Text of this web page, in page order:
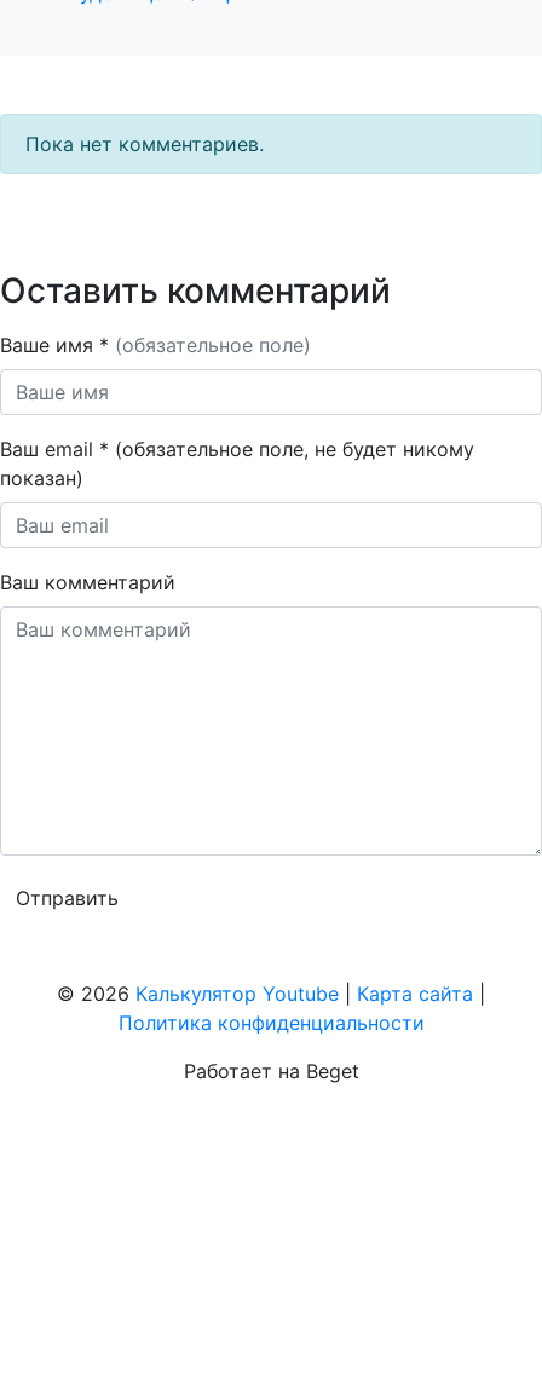
Пока нет комментариев.
Оставить комментарий
Ваше имя * (обязательное поле)
Ваш email * (обязательное поле, не будет никому
показан)
Ваш комментарий
© 2026 Калькулятор Youtube Карта сайта
Политика конфиденциальности
Работает на Beget